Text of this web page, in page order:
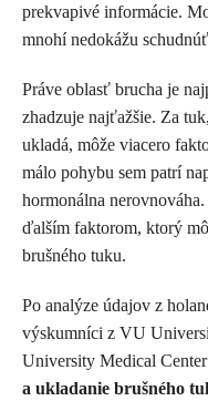
prekvapivé informácie.
mnohí nedokážu
Práve oblasť brucha je
zhadzuje najťažšie. Za
ukladá, môže viacero
málo pohybu sem patrí
hormonálna
ďalším faktorom, ktorý
brušného tuku.
Po analýze údajov z
výskumníci z VU
University Medical
a ukladanie brušného